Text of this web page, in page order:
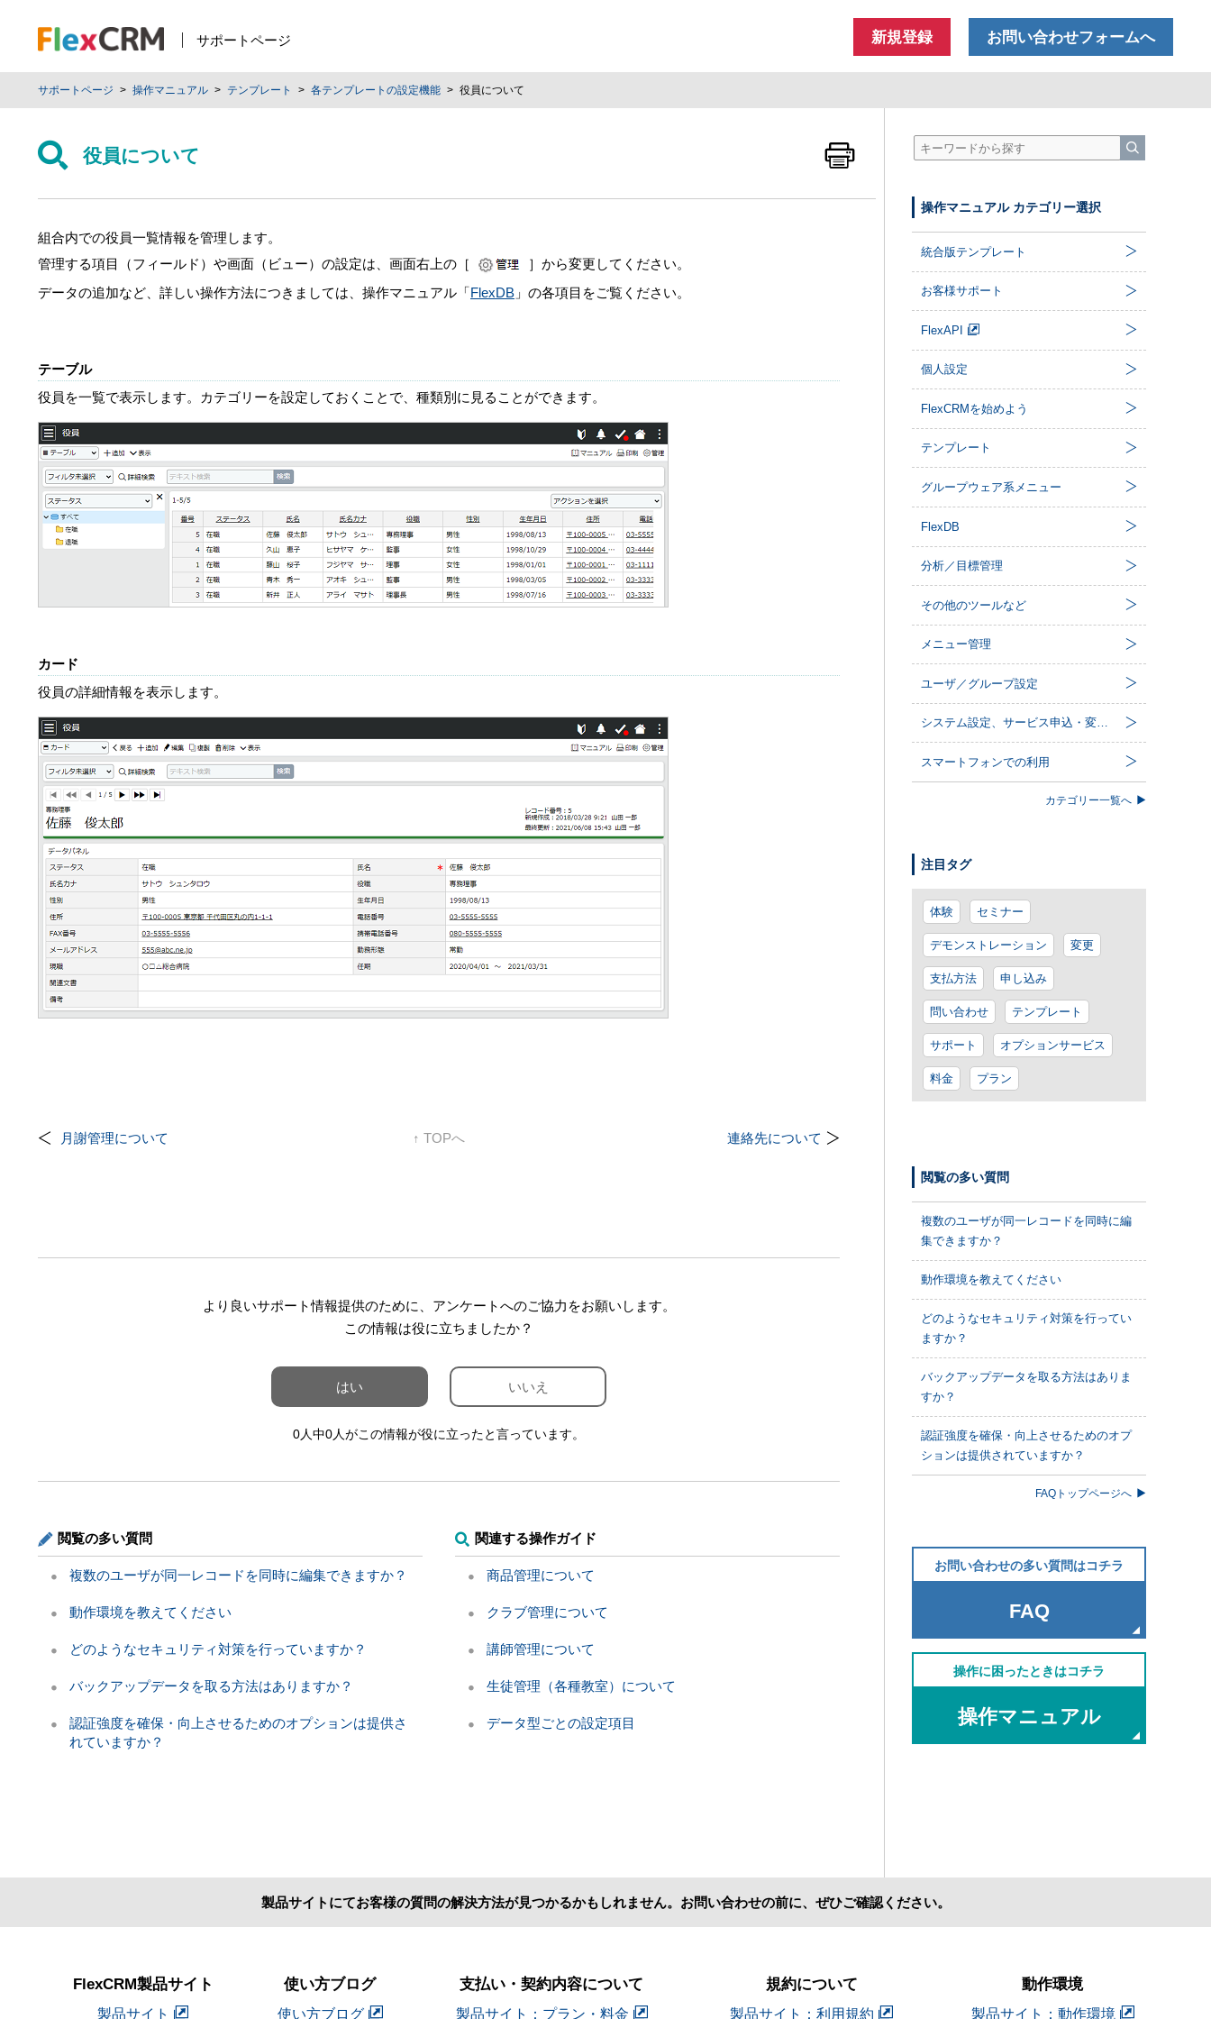
サポートページ 新規登録 お問い合わせフォームへ
サポートページ 操作マニュアル テンプレート 各テンプレートの設定機能 役員について
役員について
組合内での役員一覧情報を管理します。
管理する項目（フィールド）や画面（ビュー）の設定は、画面右上の［
］から変更してください。
データの追加など、詳しい操作方法につきましては、操作マニュアル「FlexDB 」の各項目をご覧ください。
テーブル
役員を一覧で表示します。カテゴリーを設定しておくことで、種類別に見ることができます。
カード
役員の詳細情報を表示します。
月謝管理について 連絡先について
↑ TOPへ
より良いサポート情報提供のために、アンケートへのご協力をお願いします。
この情報は役に立ちましたか？
はい いいえ
0人中0人がこの情報が役に立ったと言っています。
閲覧の多い質問
複数のユーザが同一レコードを同時に編集できますか？
動作環境を教えてください
どのようなセキュリティ対策を行っていますか？
バックアップデータを取る方法はありますか？
認証強度を確保・向上させるためのオプションは提供さ
れていますか？
関連する操作ガイド
商品管理について
クラブ管理について
講師管理について
生徒管理（各種教室）について
データ型ごとの設定項目
操作マニュアル カテゴリー選択
統合版テンプレート
お客様サポート
FlexAPI
個人設定
FlexCRMを始めよう
テンプレート
グループウェア系メニュー
FlexDB
分析／目標管理
その他のツールなど
メニュー管理
ユーザ／グループ設定
システム設定、サービス申込・変更など
スマートフォンでの利用
カテゴリー一覧へ
注目タグ
体験 セミナー
デモンストレーション 変更
支払方法 申し込み
問い合わせ テンプレート
サポート オプションサービス
料金 プラン
閲覧の多い質問
複数のユーザが同一レコードを同時に編
集できますか？
動作環境を教えてください
どのようなセキュリティ対策を行ってい
ますか？
バックアップデータを取る方法はありま
すか？
認証強度を確保・向上させるためのオプ
ションは提供されていますか？
FAQトップページへ
お問い合わせの多い質問はコチラ
FAQ
操作に困ったときはコチラ
操作マニュアル
製品サイトにてお客様の質問の解決方法が見つかるかもしれません。お問い合わせの前に、ぜひご確認ください。
FlexCRM製品サイト
製品サイト
使い方ブログ
使い方ブログ
支払い・契約内容について
製品サイト：プラン・料金
規約について
製品サイト：利用規約
動作環境
製品サイト：動作環境